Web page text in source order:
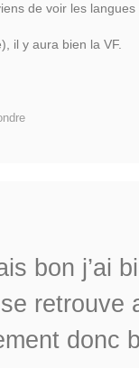
de voir les
il y aura bien la VF.
bon j’ai
retrouve
donc